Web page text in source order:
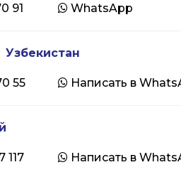
91
WhatsApp
Узбекистан
55 Написать в
117 Написать в